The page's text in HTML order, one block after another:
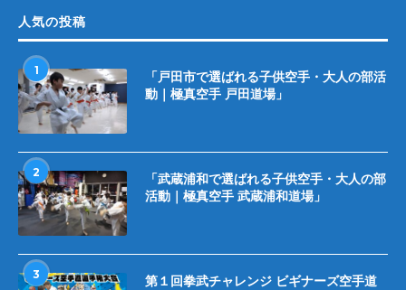
人気の投稿
1
「戸田市で選ばれる子供空手・大人の部活
動｜極真空手 戸田道場」
2
「武蔵浦和で選ばれる子供空手・大人の部
活動｜極真空手 武蔵浦和道場」
3
第１回拳武チャレンジ ビギナーズ空手道